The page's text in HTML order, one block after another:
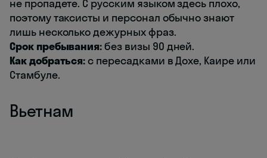
не пропадете. С русским языком здесь плохо,
поэтому таксисты и персонал обычно знают
лишь несколько дежурных фраз.
Срок пребывания:без визы 90 дней.
Как добраться:с пересадками в Дохе, Каире или
Стамбуле.
Вьетнам